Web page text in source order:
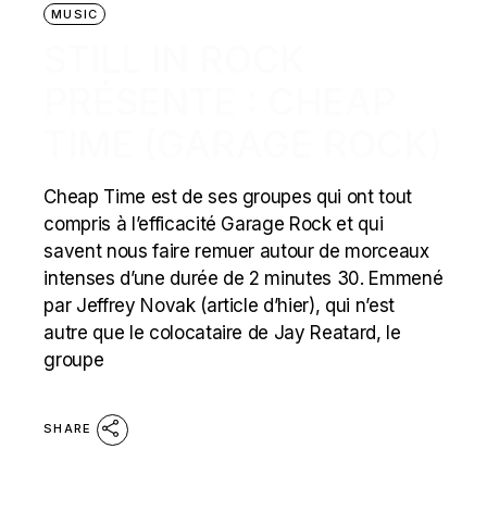
MUSIC
Cheap Time est de ses groupes qui ont tout
compris à l’efficacité Garage Rock et qui
savent nous faire remuer autour de morceaux
intenses d’une durée de 2 minutes 30. Emmené
par Jeffrey Novak (article d’hier), qui n’est
autre que le colocataire de Jay Reatard, le
groupe
SHARE